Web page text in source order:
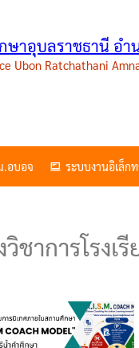
าอุบลราชธานี อำ
Ubon Ratchathani
.อบอจ ระบบงานอิเล็ก
ชาการโรงเ